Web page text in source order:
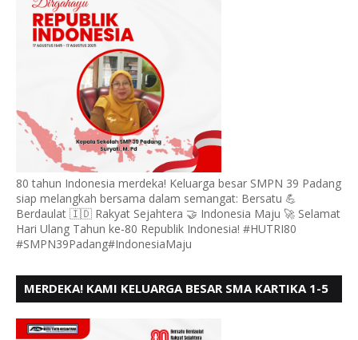
80 tahun Indonesia merdeka! Keluarga besar SMPN 39 Padang
siap melangkah bersama dalam semangat: Bersatu 💪
Berdaulat 🇮🇩 Rakyat Sejahtera 🤝 Indonesia Maju 🚀 Selamat
Hari Ulang Tahun ke-80 Republik Indonesia! #HUTRI80
#SMPN39Padang#IndonesiaMaju
MERDEKA! KAMI KELUARGA BESAR SMA KARTIKA 1-5